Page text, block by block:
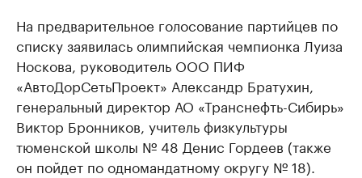
На предварительное голосование партийцев по
списку заявилась олимпийская чемпионка Луиза
Носкова, руководитель ООО ПИФ
«АвтоДорСетьПроект» Александр Братухин,
генеральный директор АО «Транснефть-Сибирь»
Виктор Бронников, учитель физкультуры
тюменской школы № 48 Денис Гордеев (также
он пойдет по одномандатному округу № 18).